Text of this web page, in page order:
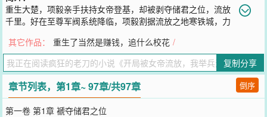
重生大楚，项毅亲手扶持女帝登基，却被剥夺储君之位，流放
千里。好在至尊军阀系统降临，项毅割据流放之地寒铁城，力
重兵百万，项毅与列国帝王称兄道弟，与异域王侯草原狩猎。【叮，
恭喜您成功扩张底盘，奖励虎式坦克一百辆。】“很好，全军给我开往
大楚，活捉女帝！”
您要是觉得《 开局被女帝流放，我举兵造反你哭啥
》还不错的话请不
要忘记向您QQ群和微博微信里的朋友推荐哦！
其它作品： 重生了当然是赚钱，追什么校花 /
复制分享
章节列表，第1章~ 97章/共97章 倒序
第一卷 第1章 褫夺储君之位